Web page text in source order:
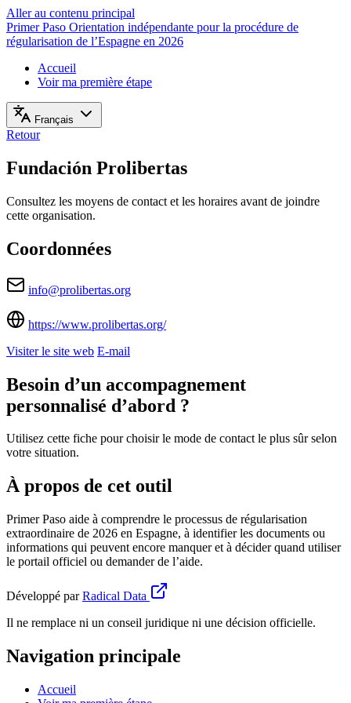
Aller au contenu principal
Primer Paso Orientation indépendante pour la procédure de
régularisation de l’Espagne en 2026
Accueil
Voir ma première étape
Français
Retour
Fundación Prolibertas
Consultez les moyens de contact et les horaires avant de joindre
cette organisation.
Coordonnées
info@prolibertas.org
https://www.prolibertas.org/
Visiter le site web E-mail
Besoin d’un accompagnement
personnalisé d’abord ?
Utilisez cette fiche pour choisir le mode de contact le plus sûr selon
votre situation.
À propos de cet outil
Primer Paso aide à comprendre le processus de régularisation
extraordinaire de 2026 en Espagne, à identifier les documents ou
informations qui peuvent encore manquer et à décider quand utiliser
le portail officiel ou demander de l’aide.
Développé parRadical Data
Il ne remplace ni un conseil juridique ni une décision officielle.
Navigation principale
Accueil